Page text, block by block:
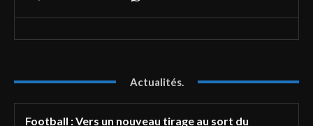
Actualités.
Football : Vers un nouveau tirage au sort du